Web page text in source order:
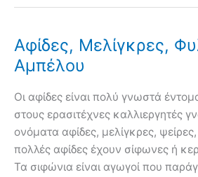
Αφίδες, Μελίγκρες,
Αμπέλου
Οι αφίδες είναι πολύ γνωστά
στους ερασιτέχνες καλλιεργητές
ονόματα αφίδες, μελίγκρες,
πολλές αφίδες έχουν σίφωνες ή
Τα σιφώνια είναι αγωγοί που